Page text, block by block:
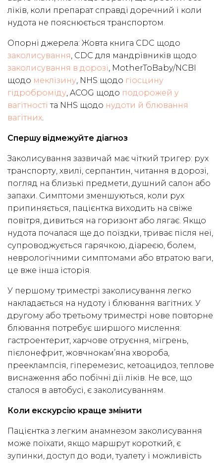
ліків, коли препарат справді доречний і коли
нудота не пояснюється транспортом.
Опорні джерела: Жовта книга CDC щодо
заколисування, CDC для мандрівників щодо
заколисування в дорозі, MotherToBaby/NCBI
щодо меклізину, NHS щодо гіосцину
гідроброміду, ACOG щодо подорожей у
вагітності та NHS щодо нудоти й блювання
вагітних.
Спершу відмежуйте діагноз
Заколисування зазвичай має чіткий тригер: рух
транспорту, хвилі, серпантин, читання в дорозі,
погляд на близькі предмети, душний салон або
запахи. Симптоми зменшуються, коли рух
припиняється, пацієнтка виходить на свіже
повітря, дивиться на горизонт або лягає. Якщо
нудота почалася ще до поїздки, триває після неї,
супроводжується гарячкою, діареєю, болем,
неврологічними симптомами або втратою ваги,
це вже інша історія.
У першому триместрі заколисування легко
накладається на нудоту і блювання вагітних. У
другому або третьому триместрі нове повторне
блювання потребує ширшого мислення:
гастроентерит, харчове отруєння, мігрень,
пієлонефрит, жовчнокам’яна хвороба,
прееклампсія, гіперемезис, кетоацидоз, теплове
виснаження або побічні дії ліків. Не все, що
сталося в автобусі, є заколисуванням.
Коли екскурсію краще змінити
Пацієнтка з легким анамнезом заколисування
може поїхати, якщо маршрут короткий, є
зупинки, доступ до води, туалету і можливість